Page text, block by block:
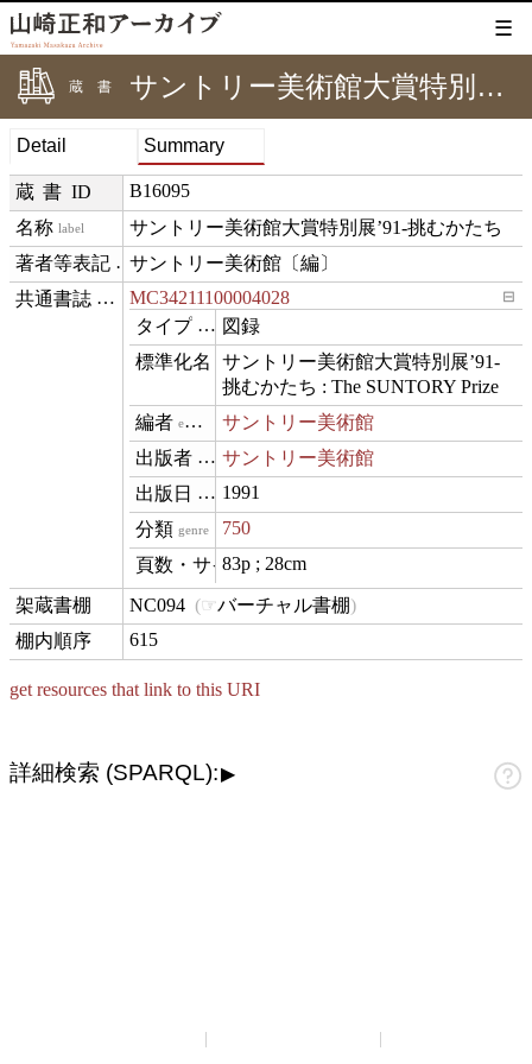
☰
蔵書 サントリー美術館大賞特別展’91-挑むかたち
Detail Summary
蔵書ID B16095
label サントリー美術館大賞特別展’91-挑むかたち
creditText
サントリー美術館〔編〕
exemplarOfMC34211100004028 ⊟
type 図録
name
サントリー美術館大賞特別展’91-
挑むかたち : The SUNTORY Prize
editor サントリー美術館
publisherサントリー美術館
datePublished
1991
genre 750
materialExtent
83p ; 28cm
contentLocation
NC094 バーチャル書棚
position615
get resources that link to this URI
詳細検索 (SPARQL):▶